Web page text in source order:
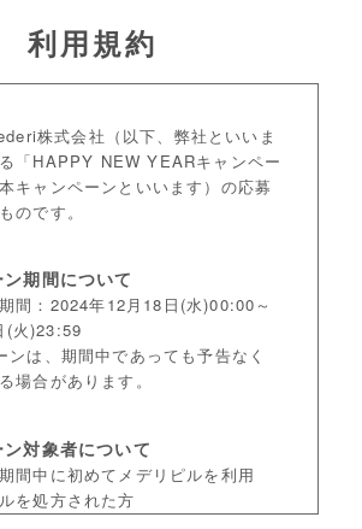
利用規約
株式会社（以下、弊社といいま
「HAPPY NEW YEARキャンペー
キャンペーンといいます）の応募
のです。
期間について
間：2024年12月18日(水)00:00～
(火)23:59
ンは、期間中であっても予告なく
場合があります。
対象者について
間中に初めてメデリピルを利用
を処方された方